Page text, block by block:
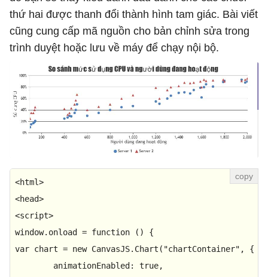
thứ hai được thanh đổi thành hình tam giác. Bài viết
cũng cung cấp mã nguồn cho bản chỉnh sửa trong
trình duyệt hoặc lưu về máy để chạy nội bộ.
<html>
<head>
<script>
window. onload = function (
var chart = new CanvasJS. Chart ( "chartContainer" , {
animationEnabled : true,